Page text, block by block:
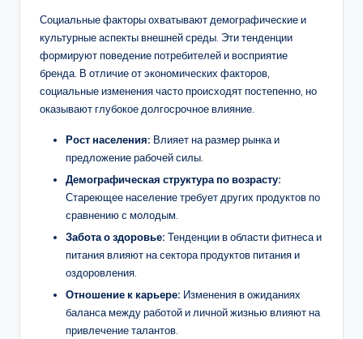
Социальные факторы охватывают демографические и
культурные аспекты внешней среды. Эти тенденции
формируют поведение потребителей и восприятие
бренда. В отличие от экономических факторов,
социальные изменения часто происходят постепенно, но
оказывают глубокое долгосрочное влияние.
Рост населения: Влияет на размер рынка и
предложение рабочей силы.
Демографическая структура по возрасту:
Стареющее население требует других продуктов по
сравнению с молодым.
Забота о здоровье: Тенденции в области фитнеса и
питания влияют на сектора продуктов питания и
оздоровления.
Отношение к карьере: Изменения в ожиданиях
баланса между работой и личной жизнью влияют на
привлечение талантов.